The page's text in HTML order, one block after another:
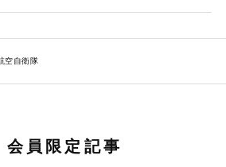
空自衛隊
会員限定記事